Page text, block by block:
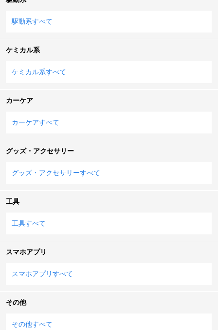
駆動系すべて
ケミカル系
ケミカル系すべて
カーケア
カーケアすべて
グッズ・アクセサリー
グッズ・アクセサリーすべて
工具
工具すべて
スマホアプリ
スマホアプリすべて
その他
その他すべて